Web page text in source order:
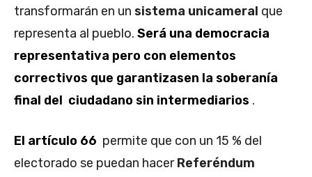
transformarán en un sistema unicameral que
representa al pueblo. Será una democracia
representativa pero con elementos
correctivos que garantizasen la soberanía
final del ciudadano sin intermediarios .
El artículo 66 permite que con un 15 % del
electorado se puedan hacerReferéndum